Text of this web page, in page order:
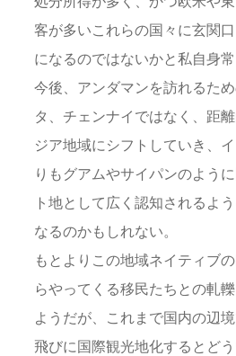
客が多いこれらの国々に玄関
になるのではないかと私自身常
今後、アンダマンを訪れるた
タ、チェンナイではなく、距
ジア地域にシフトしていき、
りもグアムやサイパンのよう
ト地として広く認知されるよ
なるのかもしれない。
もとよりこの地域ネイティブ
らやってくる移民たちとの軋
ようだが、これまで国内の辺
飛びに国際観光地化するとど